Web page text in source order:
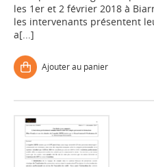
les 1er et 2 février 2018 à
les intervenants présentent
a[...]
Ajouter au panier